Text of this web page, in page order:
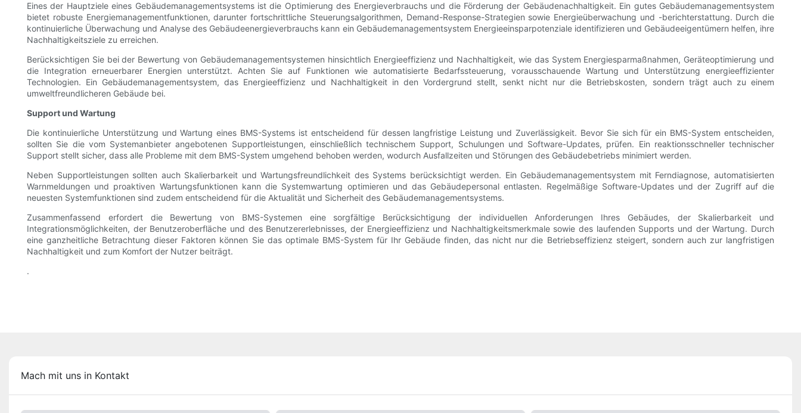
Eines der Hauptziele eines Gebäudemanagementsystems ist die Optimierung des Energieverbrauchs und die Förderung der Gebäudenachhaltigkeit. Ein gutes Gebäudemanagementsystem
bietet robuste Energiemanagementfunktionen, darunter fortschrittliche Steuerungsalgorithmen, Demand-Response-Strategien sowie Energieüberwachung und -berichterstattung. Durch die
kontinuierliche Überwachung und Analyse des Gebäudeenergieverbrauchs kann ein Gebäudemanagementsystem Energieeinsparpotenziale identifizieren und Gebäudeeigentümern helfen, ihre
Nachhaltigkeitsziele zu erreichen.
Berücksichtigen Sie bei der Bewertung von Gebäudemanagementsystemen hinsichtlich Energieeffizienz und Nachhaltigkeit, wie das System Energiesparmaßnahmen, Geräteoptimierung und
die Integration erneuerbarer Energien unterstützt. Achten Sie auf Funktionen wie automatisierte Bedarfssteuerung, vorausschauende Wartung und Unterstützung energieeffizienter
Technologien. Ein Gebäudemanagementsystem, das Energieeffizienz und Nachhaltigkeit in den Vordergrund stellt, senkt nicht nur die Betriebskosten, sondern trägt auch zu einem
umweltfreundlicheren Gebäude bei.
Support und Wartung
Die kontinuierliche Unterstützung und Wartung eines BMS-Systems ist entscheidend für dessen langfristige Leistung und Zuverlässigkeit. Bevor Sie sich für ein BMS-System entscheiden,
sollten Sie die vom Systemanbieter angebotenen Supportleistungen, einschließlich technischem Support, Schulungen und Software-Updates, prüfen. Ein reaktionsschneller technischer
Support stellt sicher, dass alle Probleme mit dem BMS-System umgehend behoben werden, wodurch Ausfallzeiten und Störungen des Gebäudebetriebs minimiert werden.
Neben Supportleistungen sollten auch Skalierbarkeit und Wartungsfreundlichkeit des Systems berücksichtigt werden. Ein Gebäudemanagementsystem mit Ferndiagnose, automatisierten
Warnmeldungen und proaktiven Wartungsfunktionen kann die Systemwartung optimieren und das Gebäudepersonal entlasten. Regelmäßige Software-Updates und der Zugriff auf die
neuesten Systemfunktionen sind zudem entscheidend für die Aktualität und Sicherheit des Gebäudemanagementsystems.
Zusammenfassend erfordert die Bewertung von BMS-Systemen eine sorgfältige Berücksichtigung der individuellen Anforderungen Ihres Gebäudes, der Skalierbarkeit und
Integrationsmöglichkeiten, der Benutzeroberfläche und des Benutzererlebnisses, der Energieeffizienz und Nachhaltigkeitsmerkmale sowie des laufenden Supports und der Wartung. Durch
eine ganzheitliche Betrachtung dieser Faktoren können Sie das optimale BMS-System für Ihr Gebäude finden, das nicht nur die Betriebseffizienz steigert, sondern auch zur langfristigen
Nachhaltigkeit und zum Komfort der Nutzer beiträgt.
.
Mach mit uns in Kontakt